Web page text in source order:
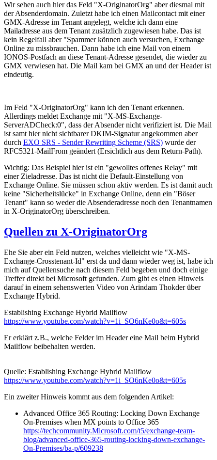
Wir sehen auch hier das Feld "X-OriginatorOrg" aber diesmal mit
der Absenderdomain. Zuletzt habe ich einen Mailcontact mit einer
GMX-Adresse im Tenant angelegt, welche ich dann eine
Mailadresse aus dem Tenant zusätzlich zugewiesen habe. Das ist
kein Regelfall aber "Spammer können auch versuchen, Exchange
Online zu missbrauchen. Dann habe ich eine Mail von einem
IONOS-Postfach an diese Tenant-Adresse gesendet, die wieder zu
GMX verwiesen hat. Die Mail kam bei GMX an und der Header ist
eindeutig.
Im Feld "X-OriginatorOrg" kann ich den Tenant erkennen.
Allerdings meldet Exchange mit "X-MS-Exchange-
ServerADCheck:0", dass der Absender nicht verifiziert ist. Die Mail
ist samt hier nicht sichtbarer DKIM-Signatur angekommen aber
durch EXO SRS - Sender Rewriting Scheme (SRS) wurde der
RFC5321-MailFrom geändert (Ersichtlich aus dem Return-Path).
Wichtig: Das Beispiel hier ist ein "gewolltes offenes Relay" mit
einer Zieladresse. Das ist nicht die Default-Einstellung von
Exchange Online. Sie müssen schon aktiv werden. Es ist damit auch
keine "Sicherheitslücke" in Exchange Online, denn ein "Böser
Tenant" kann so weder die Absenderadresse noch den Tenantnamen
in X-OriginatorOrg überschreiben.
Quellen zu X-OriginatorOrg
Ehe Sie aber ein Feld nutzen, welches vielleicht wie "X-MS-
Exchange-Crosstenant-Id" erst da und dann wieder weg ist, habe ich
mich auf Quellensuche nach diesem Feld begeben und doch einige
Treffer direkt bei Microsoft gefunden. Zum gibt es einen Hinweis
darauf in einem sehenswerten Video von Arindam Thokder über
Exchange Hybrid.
Establishing Exchange Hybrid Mailflow
https://www.youtube.com/watch?v=1i_SO6nKe0o&t=605s
Er erklärt z.B., welche Felder im Header eine Mail beim Hybrid
Mailflow beibehalten werden.
Quelle: Establishing Exchange Hybrid Mailflow
https://www.youtube.com/watch?v=1i_SO6nKe0o&t=605s
Ein zweiter Hinweis kommt aus dem folgenden Artikel:
Advanced Office 365 Routing: Locking Down Exchange
On-Premises when MX points to Office 365
https://techcommunity.Microsoft.com/t5/exchange-team-
blog/advanced-office-365-routing-locking-down-exchange-
On-Premises/ba-p/609238